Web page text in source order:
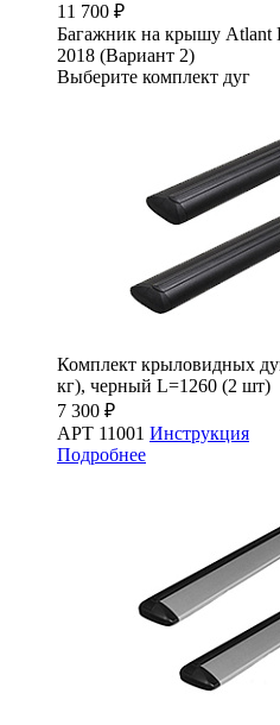
11 700 ₽
Багажник на крышу Atlant
2018 (Вариант 2)
Выберите комплект дуг
Комплект крыловидных
кг), черный L=1260 (2 шт)
7 300 ₽
АРТ 11001 Инструкция
Подробнее